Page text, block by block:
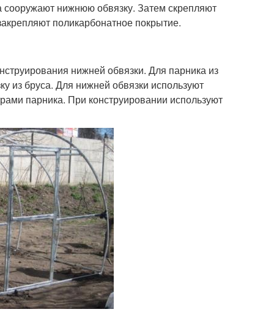
нижнюю обвязку. Затем скрепляют
поликарбонатное покрытие.
нижней обвязки. Для парника из
из бруса. Для нижней обвязки используют
парника. При конструировании используют